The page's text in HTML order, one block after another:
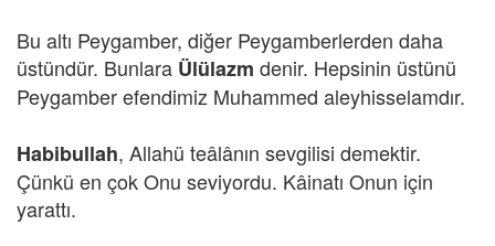
Bu altı Peygamber, diğer Peygamberlerden daha
üstündür. Bunlara Ülülazm denir. Hepsinin üstünü
Peygamber efendimiz Muhammed aleyhisselamdır.
Habibullah, Allahü teâlânın sevgilisi demektir.
Çünkü en çok Onu seviyordu. Kâinatı Onun için
yarattı.